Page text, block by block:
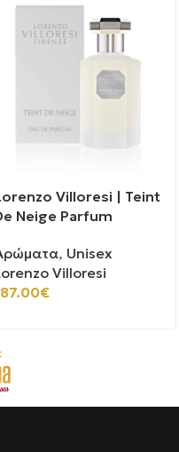
Villoresi | Teint
Neige Parfum
, Unisex
Villoresi
€